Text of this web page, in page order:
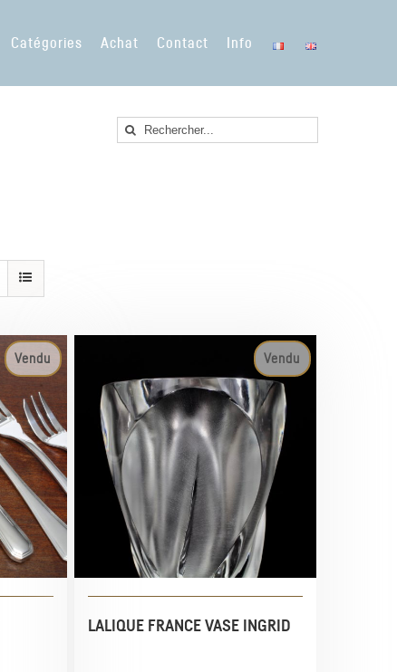
Catégories Achat Contact Info
Rechercher
Vendu Vendu
LALIQUE FRANCE VASE INGRID